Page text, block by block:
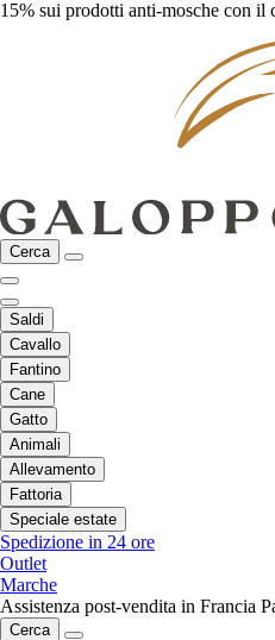
15% sui prodotti anti-mosche con il
Cerca
Saldi
Cavallo
Fantino
Cane
Gatto
Animali
Allevamento
Fattoria
Speciale estate
Spedizione in 24 ore
Outlet
Marche
Assistenza post-vendita in Francia
Cerca